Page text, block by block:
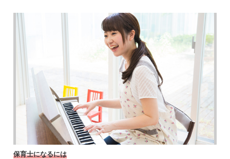
保育士になるには